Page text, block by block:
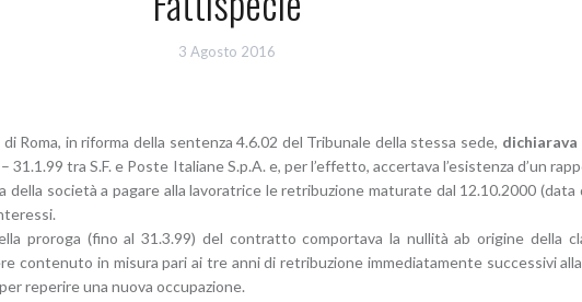
3 Agosto 2016
Roma, in riforma della sentenza 4.6.02 del Tribunale della stessa sede,
31.1.99 tra S.F. e Poste Italiane S.p.A. e, per l’effetto, accertava l’esistenza d’un
società a pagare alla lavoratrice le retribuzione maturate dal 12.10.2000 (data
proroga (fino al 31.3.99) del contratto comportava la nullità ab origine della
contenuto in misura pari ai tre anni di retribuzione immediatamente successivi
reperire una nuova occupazione.